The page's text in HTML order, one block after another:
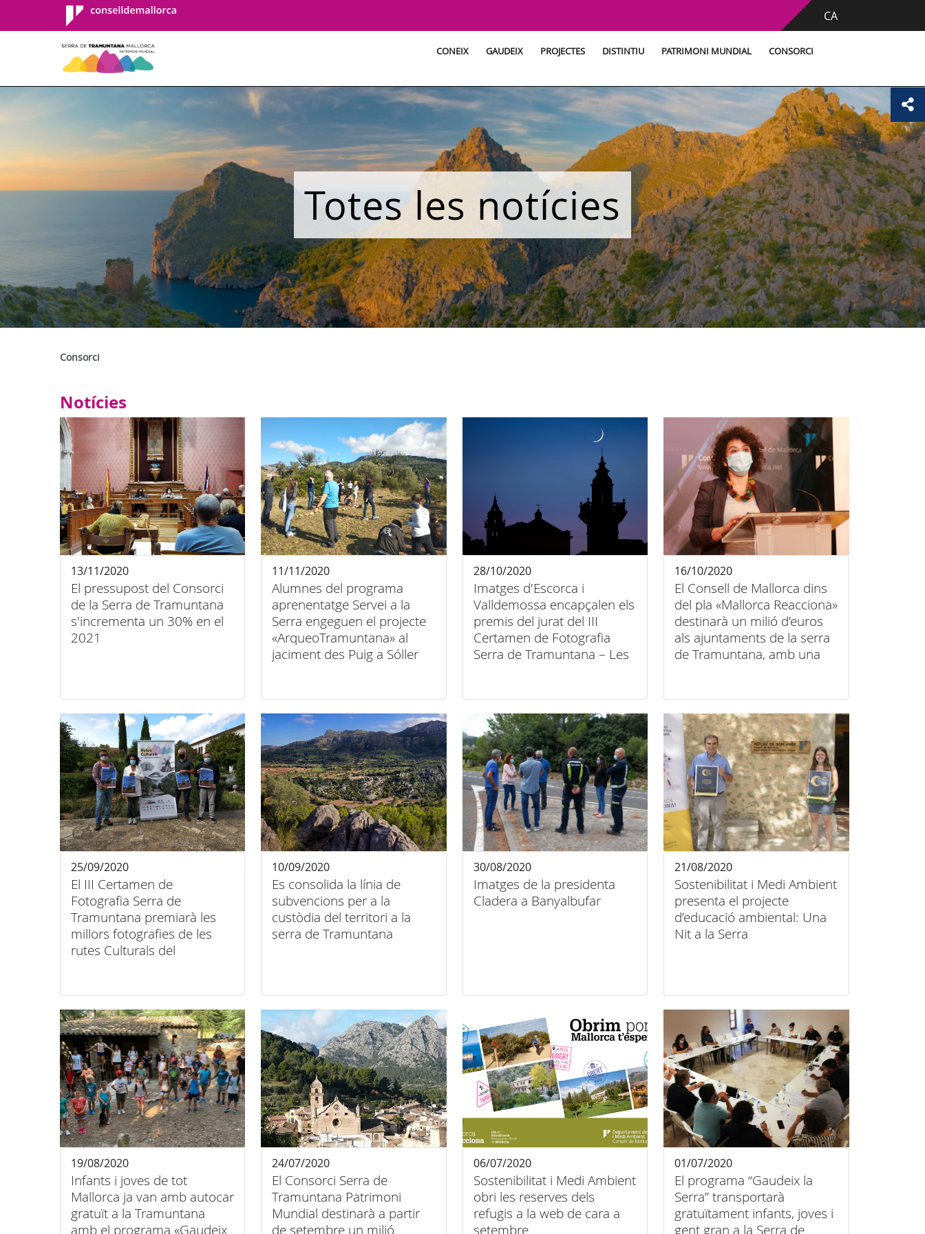
Consell de
Mallorca
CA
CONEIX GAUDEIX PROJECTES DISTINTIU PATRIMONI MUNDIAL CONSORCI
Totes les notícies
Consorci
Notícies
El pressupost del Consorci
de la Serra de Tramuntana
s'incrementa un 30% en el
2021
13/11/2020
Alumnes del programa
aprenentatge Servei a la
Serra engeguen el projecte
«ArqueoTramuntana» al
jaciment des Puig a Sóller
11/11/2020
Imatges d'Escorca i
Valldemossa encapçalen els
premis del jurat del III
Certamen de Fotografia
Serra de Tramuntana – Les
28/10/2020
El Consell de Mallorca dins
del pla «Mallorca Reacciona»
destinarà un milió d’euros
als ajuntaments de la serra
de Tramuntana, amb una
temporal d’agost
16/10/2020
El III Certamen de
Fotografia Serra de
Tramuntana premiarà les
millors fotografies de les
rutes Culturals del
25/09/2020
Es consolida la línia de
subvencions per a la
custòdia del territori a la
serra de Tramuntana
10/09/2020
Imatges de la presidenta
Cladera a Banyalbufar
30/08/2020
Sostenibilitat i Medi Ambient
presenta el projecte
d’educació ambiental: Una
Nit a la Serra
21/08/2020
Infants i joves de tot
Mallorca ja van amb autocar
gratuït a la Tramuntana
amb el programa «Gaudeix
19/08/2020
El Consorci Serra de
Tramuntana Patrimoni
Mundial destinarà a partir
de setembre un milió
24/07/2020
Sostenibilitat i Medi Ambient
obri les reserves dels
refugis a la web de cara a
setembre
06/07/2020
El programa “Gaudeix la
Serra” transportarà
gratuïtament infants, joves i
gent gran a la Serra de
01/07/2020